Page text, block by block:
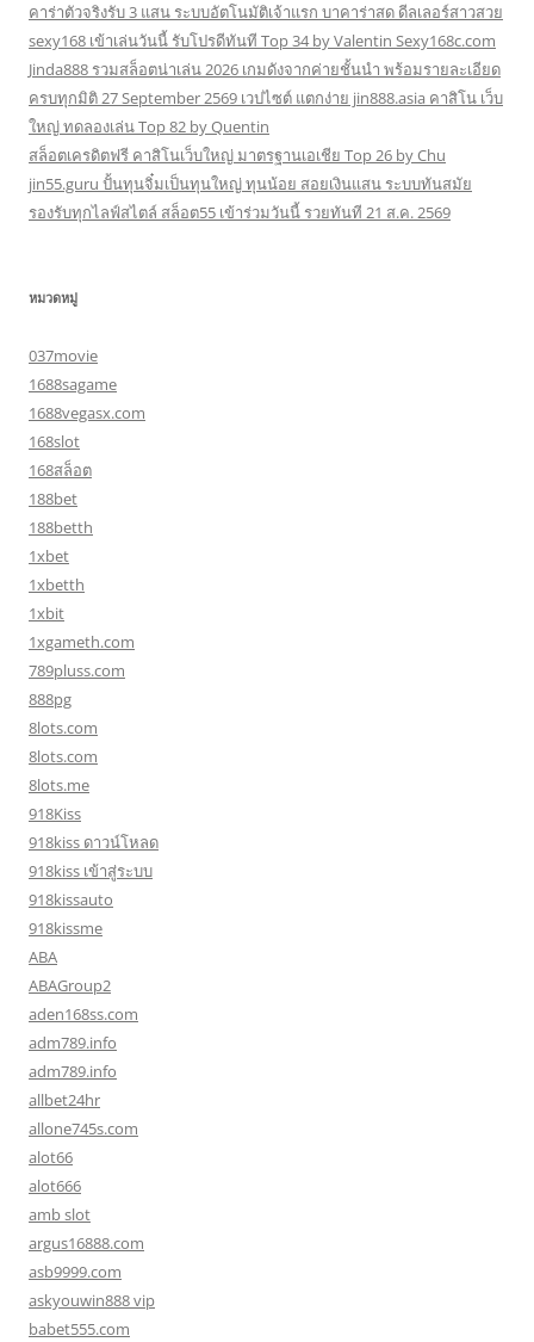
คาร่าตัวจริงรับ 3 แสน ระบบอัตโนมัติเจ้าแรก บาคาร่าสด ดีลเลอร์สาวสวย
sexy168 เข้าเล่นวันนี้ รับโปรดีทันที Top 34 by Valentin Sexy168c.com
Jinda888 รวมสล็อตน่าเล่น 2026 เกมดังจากค่ายชั้นนำ พร้อมรายละเอียด
ครบทุกมิติ 27 September 2569 เวปไซต์ แตกง่าย jin888.asia คาสิโน เว็บ
ใหญ่ ทดลองเล่น Top 82 by Quentin
สล็อตเครดิตฟรี คาสิโนเว็บใหญ่ มาตรฐานเอเชีย Top 26 by Chu
jin55.guru ปั้นทุนจิ๋มเป็นทุนใหญ่ ทุนน้อย สอยเงินแสน ระบบทันสมัย
รองรับทุกไลฟ์สไตล์ สล็อต55 เข้าร่วมวันนี้ รวยทันที 21 ส.ค. 2569
หมวดหมู่
037movie
1688sagame
1688vegasx.com
168slot
168สล็อต
188bet
188betth
1xbet
1xbetth
1xbit
1xgameth.com
789pluss.com
888pg
8lots.com
8lots.com
8lots.me
918Kiss
918kiss ดาวน์โหลด
918kiss เข้าสู่ระบบ
918kissauto
918kissme
ABA
ABAGroup2
aden168ss.com
adm789.info
adm789.info
allbet24hr
allone745s.com
alot66
alot666
amb slot
argus16888.com
asb9999.com
askyouwin888 vip
babet555.com